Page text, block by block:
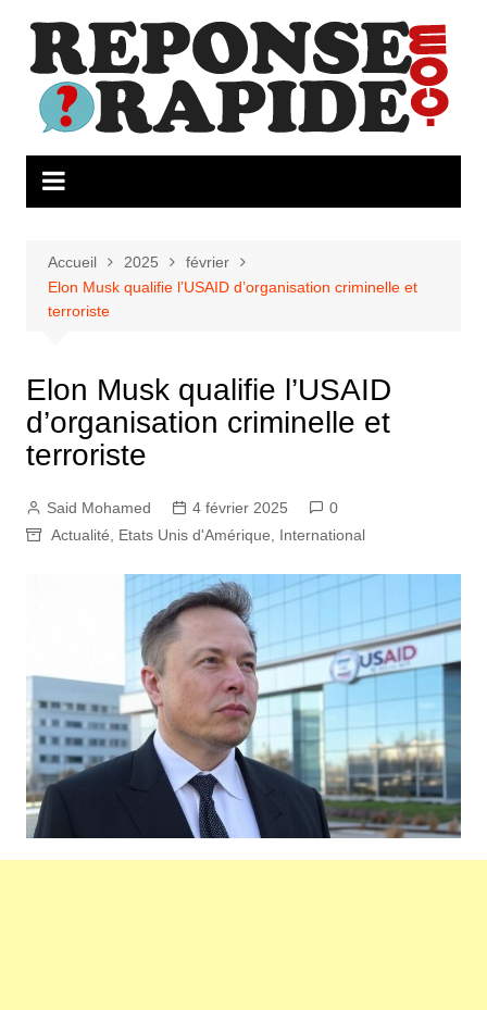
contenu
Accueil 2025
février
Elon Musk qualifie l’USAID d’organisation criminelle et
terroriste
Elon Musk qualifie l’USAID
d’organisation criminelle et
terroriste
Said Mohamed 4 février 2025
0
Actualité
Etats Unis d'Amérique International